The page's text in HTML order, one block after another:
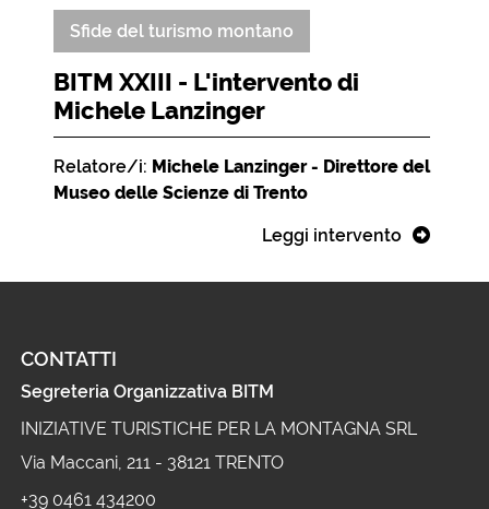
Sfide del turismo montano
BITM XXIII - L'intervento di
Michele Lanzinger
Relatore/i: Michele Lanzinger - Direttore del
Museo delle Scienze di Trento
Leggi intervento
CONTATTI
Segreteria Organizzativa BITM
INIZIATIVE TURISTICHE PER LA MONTAGNA SRL
Via Maccani, 211 - 38121 TRENTO
+39 0461 434200